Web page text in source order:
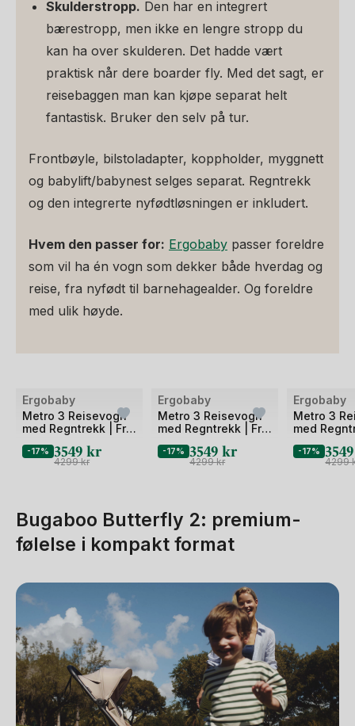
Skulderstropp. Den har en integrert
bærestropp, men ikke en lengre stropp du
kan ha over skulderen. Det hadde vært
praktisk når dere boarder fly. Med det sagt, er
reisebaggen man kan kjøpe separat helt
fantastisk. Bruker den selv på tur.
Frontbøyle, bilstoladapter, koppholder, myggnett
og babylift/babynest selges separat. Regntrekk
og den integrerte nyfødtløsningen er inkludert.
Hvem den passer for: Ergobaby passer foreldre
som vil ha én vogn som dekker både hverdag og
reise, fra nyfødt til barnehagealder. Og foreldre
med ulik høyde.
Ergobaby
Metro 3 Reisevogn
med Regntrekk | Fra
- NYHET
-17% 3549 kr
4299kr
Ergobaby
Metro 3 Reisevogn
med Regntrekk | Fra
- NYHET
-17% 3549kr
4299kr
Ergobaby
Metro 3
med
- NYHET
-17%
4299
Bugaboo Butterfly 2: premium-
følelse i kompakt format